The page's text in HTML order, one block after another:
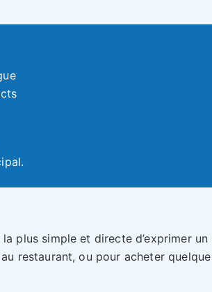
la plus simple et directe d’exprimer un
restaurant, ou pour acheter quelque